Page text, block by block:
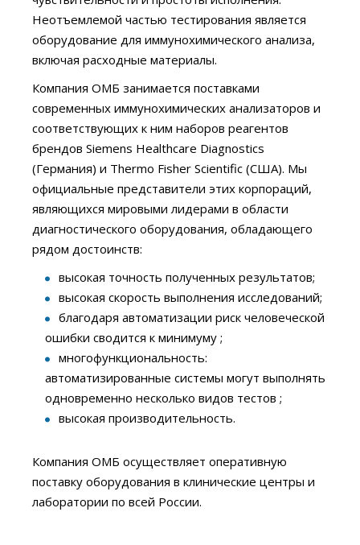
Неотъемлемой частью тестирования является
оборудование для иммунохимического анализа,
включая расходные материалы.
Компания ОМБ занимается поставками
современных иммунохимических анализаторов и
соответствующих к ним наборов реагентов
брендов Siemens Healthcare Diagnostics
(Германия) и Thermo Fisher Scientific (США). Мы
официальные представители этих корпораций,
являющихся мировыми лидерами в области
диагностического оборудования, обладающего
рядом достоинств:
высокая точность полученных результатов;
высокая скорость выполнения исследований;
благодаря автоматизации риск человеческой
ошибки сводится к минимуму ;
многофункциональность:
автоматизированные системы могут выполнять
одновременно несколько видов тестов ;
высокая производительность.
Компания ОМБ осуществляет оперативную
поставку оборудования в клинические центры и
лаборатории по всей России.